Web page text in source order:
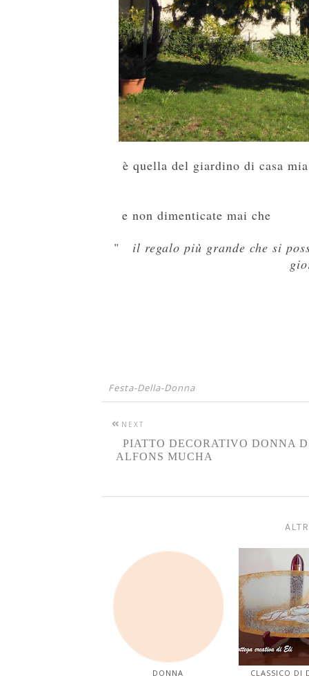
è quella del giardino di casa
e non dimenticate mai che
" il regalo più grande che si
Festa-Della-Donna
NEXT
PIATTO DECORATIVO DONNA
ALFONS MUCHA
DONNA CLASSICO DI